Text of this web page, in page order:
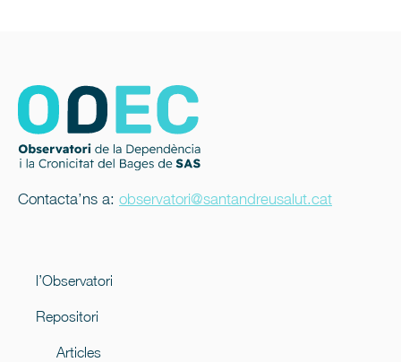
Contacta’ns a: observatori@santandreusalut.cat
l’Observatori
Repositori
Articles